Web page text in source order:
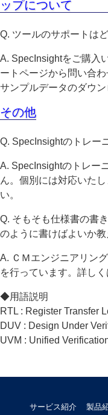
ップについて
Q. ツールのサポートは
A. SpecInsightをご購入
ートページから問い合
サンプルデータのダウン
その他
Q. SpecInsightのトレー
A. SpecInsightのトレー
ん。個別には対応いた
い。
Q. そもそも仕様書の書
のように書けばよいか
A. ＣＭエンジニアリン
を行っています。詳し
◆用語説明
RTL : Register Transfer
DUV : Design Under
UVM : Unified
サービス紹介 製品